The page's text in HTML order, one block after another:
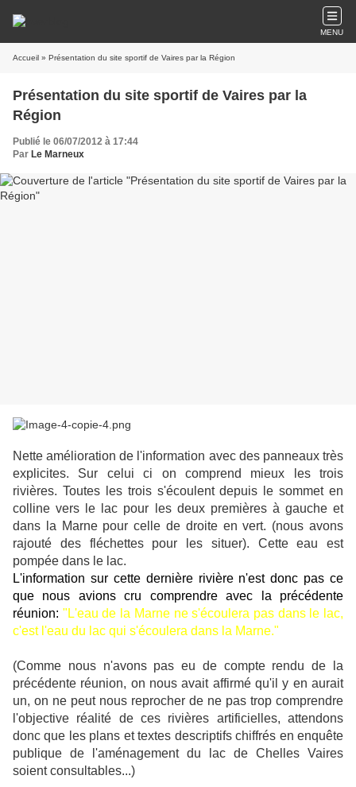
MENU
Accueil » Présentation du site sportif de Vaires par la Région
Présentation du site sportif de Vaires par la
Région
Publié le 06/07/2012 à 17:44
Par Le Marneux
Nette amélioration de l'information avec des panneaux très
explicites. Sur celui ci on comprend mieux les trois
rivières. Toutes les trois s'écoulent depuis le sommet en
colline vers le lac pour les deux premières à gauche et
dans la Marne pour celle de droite en vert. (nous avons
rajouté des fléchettes pour les situer). Cette eau est
pompée dans le lac.
L'information sur cette dernière rivière n'est donc pas ce
que nous avions cru comprendre avec la
précédente
réunion: "L'eau de la Marne ne s'écoulera pas dans le lac,
c'est l'eau du lac qui s'écoulera dans la Marne."
(Comme nous n'avons pas eu de compte rendu de la
précédente réunion, on nous avait affirmé qu'il y en aurait
un, on ne peut nous reprocher de ne pas trop comprendre
l'objective réalité de ces rivières artificielles, attendons
donc que les plans et textes descriptifs chiffrés en enquête
publique de l'aménagement du lac de Chelles Vaires
soient consultables...)